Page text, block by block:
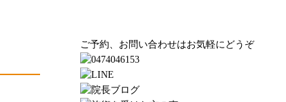
ご予約、お問い合わせはお気軽にどうぞ